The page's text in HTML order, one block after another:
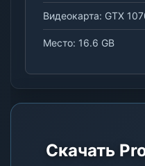
Видеокарта: GTX
Место: 16.6 GB
Скачать